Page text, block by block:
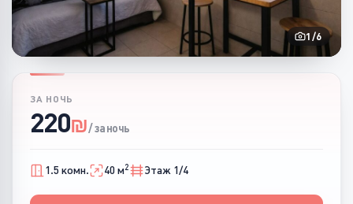
1 /6
ЗА НОЧЬ
220₪/ за ночь
1.5 комн. 40 м2 Этаж 1/4